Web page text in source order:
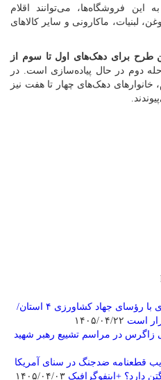
فروشگاه‌ها، می‌توانند اقلام
لبنیات، ماکارونی و سایر کالاهای
طرح برای دهک‌های اول تا سوم از
دوم در حال پیاده‌سازی است. در
خانوارهای دهک‌های چهار تا هفت نیز
گفتگوی تلفنی وزیر جهاد کشاورزی با رؤسای جهاد کشاورزی ۴ استان/
است
در مراسم تشییع رهبر شهید
قطعنامه ضدجنگ در سنای آمریکا
دارد؟ +اینفوگرافیک